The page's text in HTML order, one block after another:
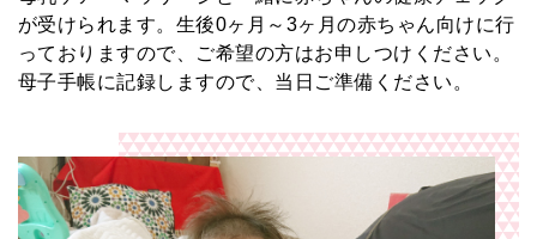
が受けられます。生後0ヶ月～3ヶ月の赤ちゃん向けに行
っておりますので、ご希望の方はお申しつけください。
母子手帳に記録しますので、当日ご準備ください。